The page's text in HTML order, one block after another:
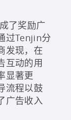
了奖励广
过Tenjin分
发现，在
互动的用
显著更
流程以鼓
广告收入